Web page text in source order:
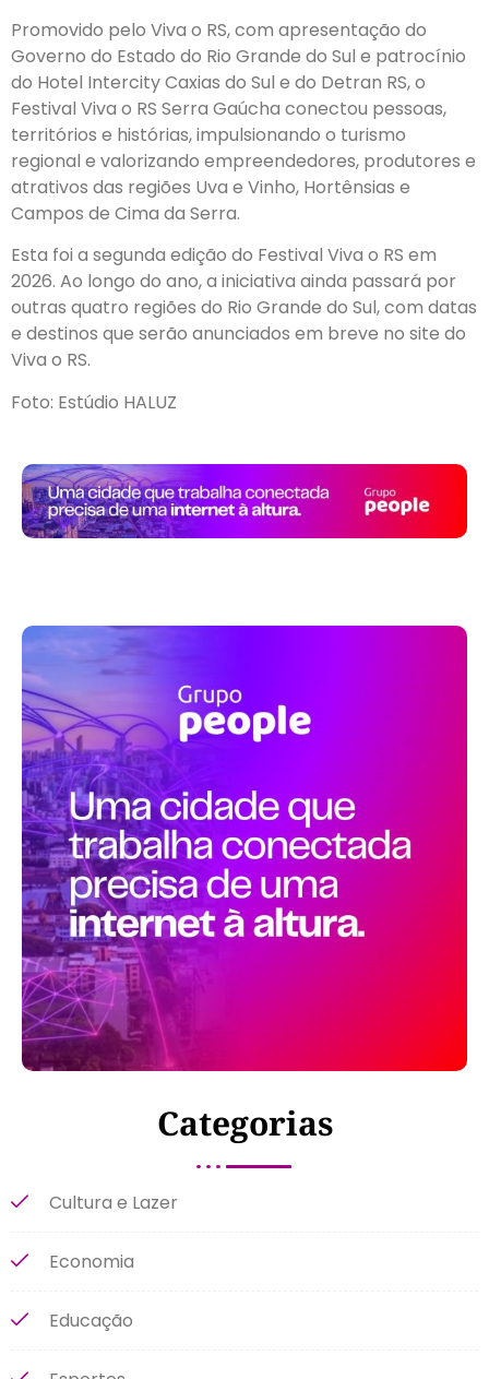
Promovido pelo Viva o RS, com apresentação do
Governo do Estado do Rio Grande do Sul e patrocínio
do Hotel Intercity Caxias do Sul e do Detran RS, o
Festival Viva o RS Serra Gaúcha conectou pessoas,
territórios e histórias, impulsionando o turismo
regional e valorizando empreendedores, produtores e
atrativos das regiões Uva e Vinho, Hortênsias e
Campos de Cima da Serra.
Esta foi a segunda edição do Festival Viva o RS em
2026. Ao longo do ano, a iniciativa ainda passará por
outras quatro regiões do Rio Grande do Sul, com datas
e destinos que serão anunciados em breve no site do
Viva o RS.
Foto: Estúdio HALUZ
Categorias
Cultura e Lazer
Economia
Educação